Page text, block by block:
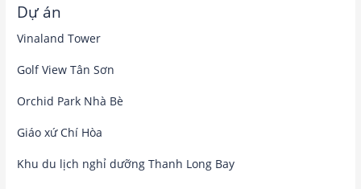
Dự án
Vinaland Tower
Golf View Tân Sơn
Orchid Park Nhà Bè
Giáo xứ Chí Hòa
Khu du lịch nghỉ dưỡng Thanh Long Bay